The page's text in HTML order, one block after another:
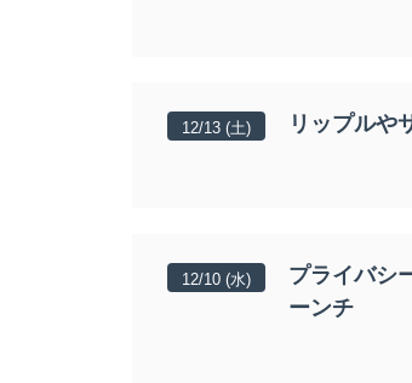
12/13 (土) リップルや
12/10 (水)
プライバシ
ーンチ